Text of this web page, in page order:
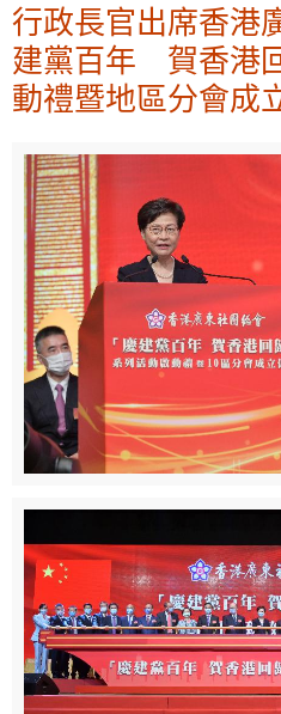
行政長官出席香港
建黨百年 賀香港
動禮暨地區分會成